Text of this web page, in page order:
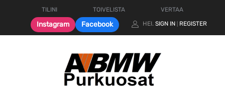
TILINI TOIVELISTA VERTAA
Instagram Facebook HEI. SIGN IN REGISTER